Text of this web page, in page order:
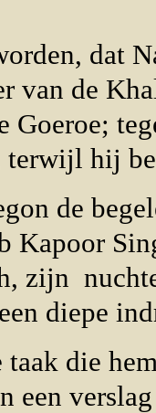
dat
van de
Goeroe;
hij
de
Kapoor
zijn
diepe
taak die
een